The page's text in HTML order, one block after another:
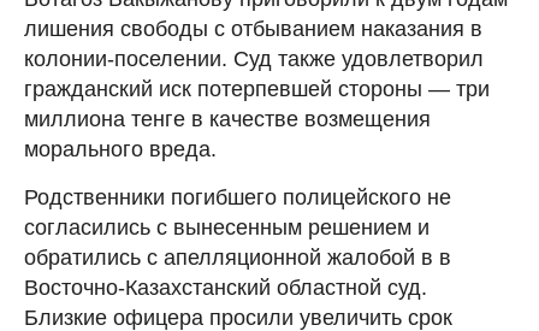
лишения свободы с отбыванием наказания в
колонии-поселении. Суд также удовлетворил
гражданский иск потерпевшей стороны — три
миллиона тенге в качестве возмещения
морального вреда.
Родственники погибшего полицейского не
согласились с вынесенным решением и
обратились с апелляционной жалобой в в
Восточно-Казахстанский областной суд.
Близкие офицера просили увеличить срок